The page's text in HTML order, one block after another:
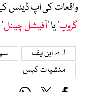
واقعات کی اپ ڈیٹس کے
گروپ‘ یا ’آفیشل چینل
اے این ایف
منشیات کیس